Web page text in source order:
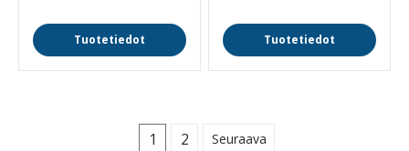
Tuotetiedot Tuotetiedot
1 2 Seuraava